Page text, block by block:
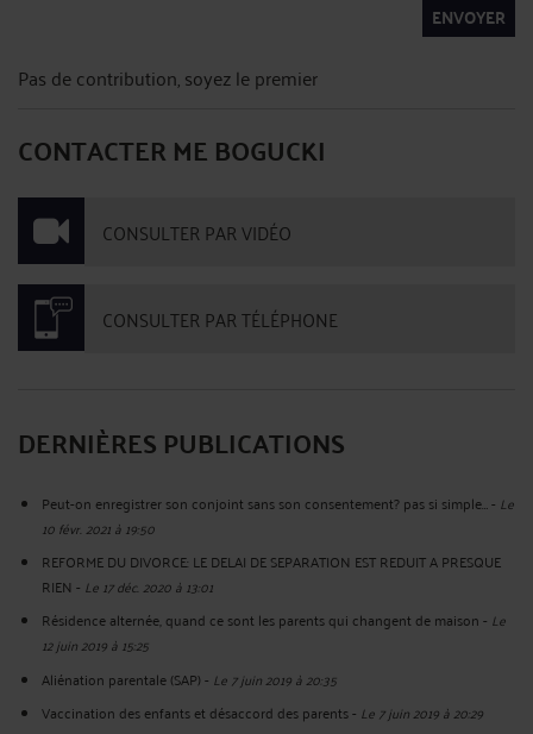
ENVOYER
Pas de contribution, soyez le premier
CONTACTER ME BOGUCKI
CONSULTER PAR VIDÉO
CONSULTER PAR TÉLÉPHONE
DERNIÈRES PUBLICATIONS
Peut-on enregistrer son conjoint sans son consentement? pas si simple…- Le
10 févr. 2021 à 19:50
REFORME DU DIVORCE: LE DELAI DE SEPARATION EST REDUIT A PRESQUE
RIEN - Le 17 déc. 2020 à 13:01
Résidence alternée, quand ce sont les parents qui changent de maison- Le
12 juin 2019 à 15:25
Aliénation parentale (SAP)- Le 7 juin 2019 à 20:35
Vaccination des enfants et désaccord des parents- Le 7 juin 2019 à 20:29